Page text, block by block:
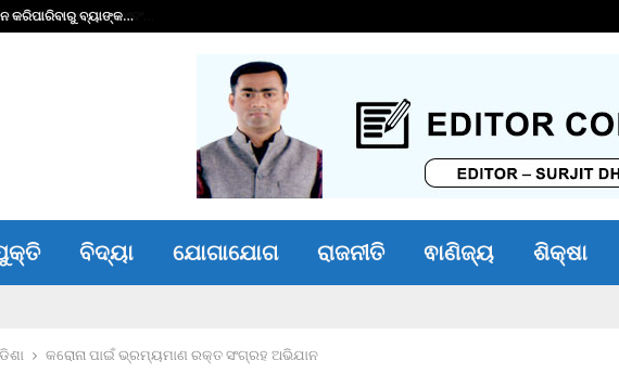
କରିପାରିବାରୁ ବ୍ୟାଙ୍କ…
ବିଦ୍ୟା ଯୋଗାଯୋଗ ରାଜନୀତି ଵାଣିଜ୍ୟ ଶିକ୍ଷା
କରୋନା ପାଇଁ ଭ୍ରମ୍ୟମାଣ ରକ୍ତ ସଂଗ୍ରହ ଅଭିଯାନ